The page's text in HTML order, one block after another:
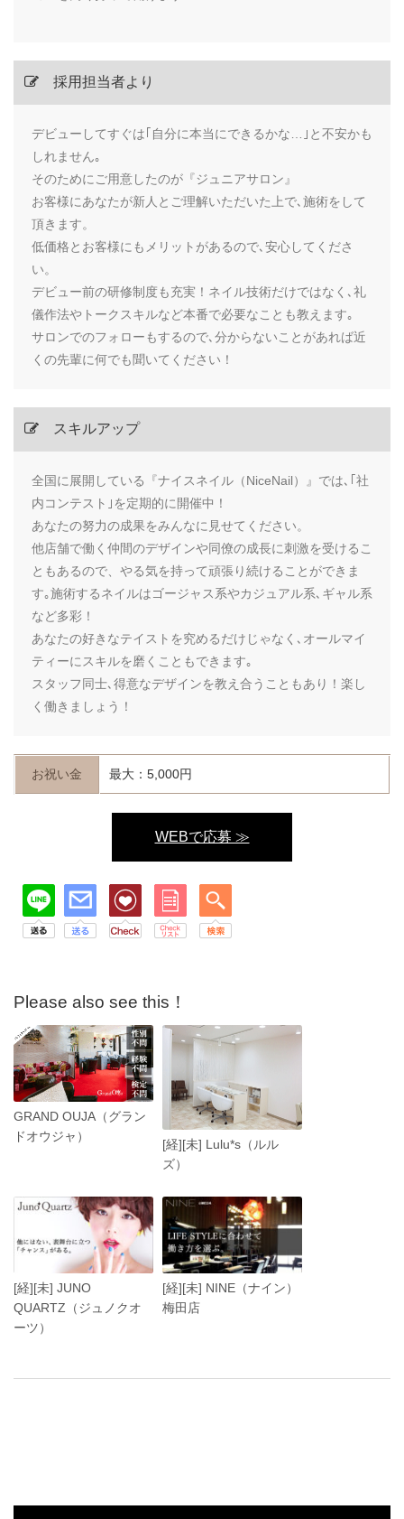
採用担当者より
デビューしてすぐは｢自分に本当にできるかな…｣と不安かも
しれません｡
そのためにご用意したのが『ジュニアサロン』
お客様にあなたが新人とご理解いただいた上で､施術をして
頂きます。
低価格とお客様にもメリットがあるので､安心してくださ
い。
デビュー前の研修制度も充実！ネイル技術だけではなく､礼
儀作法やトークスキルなど本番で必要なことも教えます｡
サロンでのフォローもするので､分からないことがあれば近
くの先輩に何でも聞いてください！
スキルアップ
全国に展開している『ナイスネイル（NiceNail）』では､｢社
内コンテスト｣を定期的に開催中！
あなたの努力の成果をみんなに見せてください。
他店舗で働く仲間のデザインや同僚の成長に刺激を受けるこ
ともあるので、やる気を持って頑張り続けることができま
す｡施術するネイルはゴージャス系やカジュアル系､ギャル系
など多彩！
あなたの好きなテイストを究めるだけじゃなく､オールマイ
ティーにスキルを磨くこともできます｡
スタッフ同士､得意なデザインを教え合うこともあり！楽し
く働きましょう！
お祝い金 最大：5,000円
WEBで応募 ≫
Please also see this！
GRAND OUJA（グラン
ドオウジャ）
[経][未] Lulu*s（ルル
ズ）
[経][未] JUNO
QUARTZ（ジュノクオ
ーツ）
[経][未] NINE（ナイン）
梅田店